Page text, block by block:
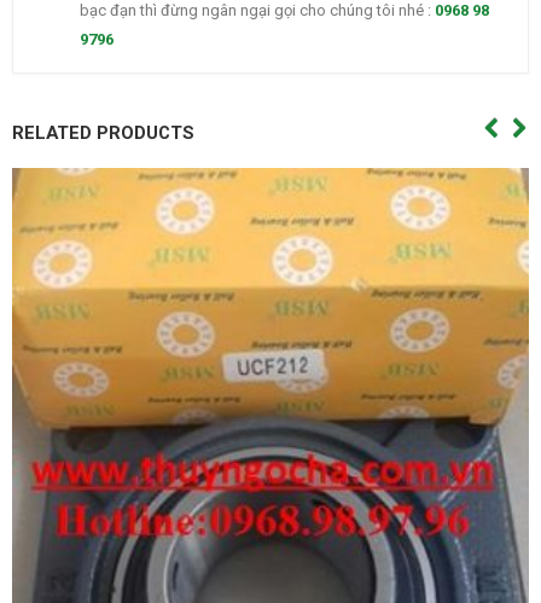
bạc đạn thì đừng ngân ngại gọi cho chúng tôi nhé : 0968 98
9796
RELATED PRODUCTS